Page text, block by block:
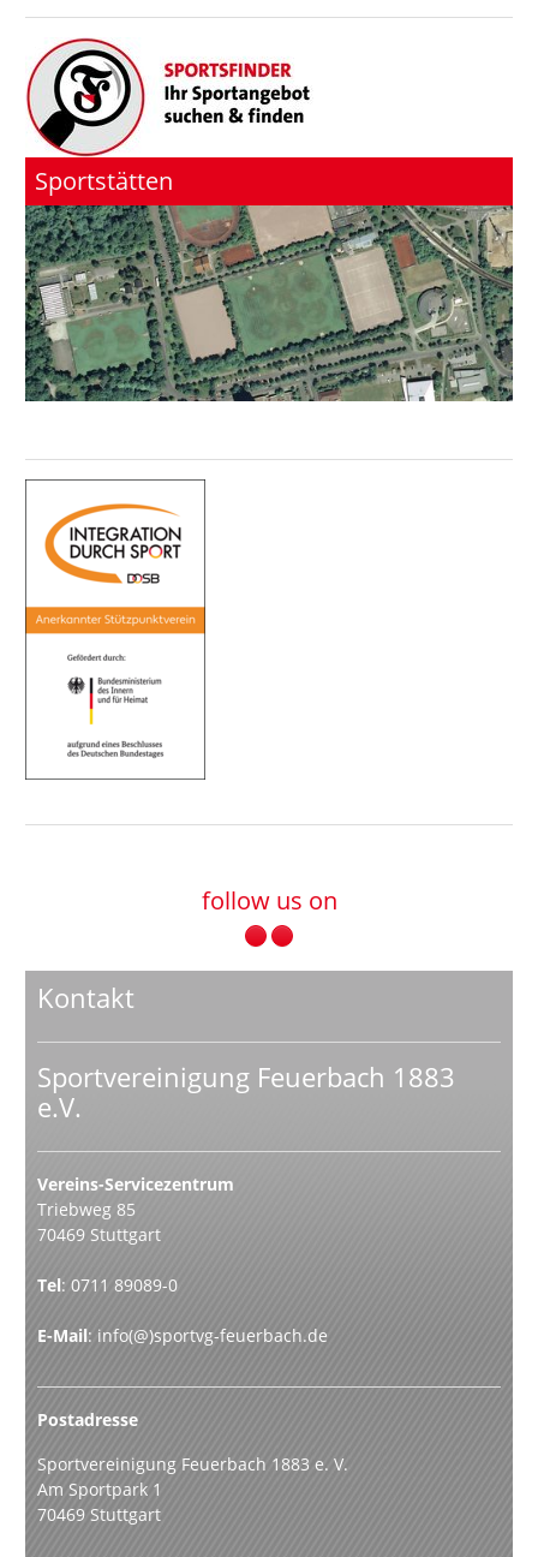
Sportstätten
follow us on
Kontakt
Sportvereinigung Feuerbach 1883
e.V.
Vereins-Servicezentrum
Triebweg 85
70469 Stuttgart
Tel: 0711 89089-0
E-Mail: info(@)sportvg-feuerbach.de
Postadresse
Sportvereinigung Feuerbach 1883 e. V.
Am Sportpark 1
70469 Stuttgart